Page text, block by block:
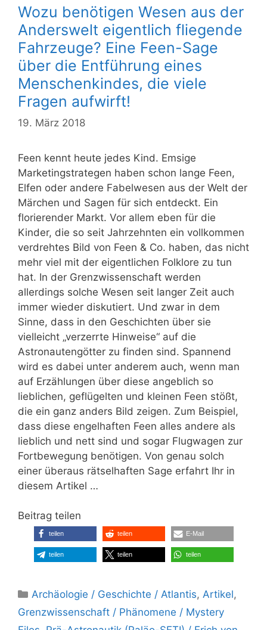
Wozu benötigen Wesen aus der
Anderswelt eigentlich fliegende
Fahrzeuge? Eine Feen-Sage
über die Entführung eines
Menschenkindes, die viele
Fragen aufwirft!
19. März 2018
Feen kennt heute jedes Kind. Emsige
Marketingstrategen haben schon lange Feen,
Elfen oder andere Fabelwesen aus der Welt der
Märchen und Sagen für sich entdeckt. Ein
florierender Markt. Vor allem eben für die
Kinder, die so seit Jahrzehnten ein vollkommen
verdrehtes Bild von Feen & Co. haben, das nicht
mehr viel mit der eigentlichen Folklore zu tun
hat. In der Grenzwissenschaft werden
allerdings solche Wesen seit langer Zeit auch
immer wieder diskutiert. Und zwar in dem
Sinne, dass in den Geschichten über sie
vielleicht „verzerrte Hinweise“ auf die
Astronautengötter zu finden sind. Spannend
wird es dabei unter anderem auch, wenn man
auf Erzählungen über diese angeblich so
lieblichen, geflügelten und kleinen Feen stößt,
die ein ganz anders Bild zeigen. Zum Beispiel,
dass diese engelhaften Feen alles andere als
lieblich und nett sind und sogar Flugwagen zur
Fortbewegung benötigen. Von genau solch
einer überaus rätselhaften Sage erfahrt Ihr in
diesem Artikel …
Beitrag teilen
teilen teilen E-Mail
teilen teilen teilen
Kategorien
Archäologie / Geschichte / Atlantis,Artikel,
Grenzwissenschaft / Phänomene / Mystery